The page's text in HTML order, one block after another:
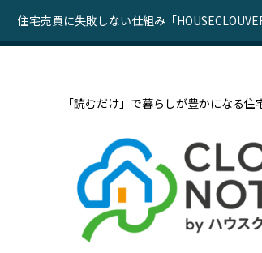
住宅売買に失敗しない仕組み「
「読むだけ」で暮らしが豊かになる